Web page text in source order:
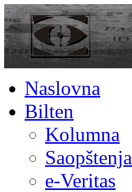
Naslovna
Bilten
Kolumna
Saopštenja
e-Veritas